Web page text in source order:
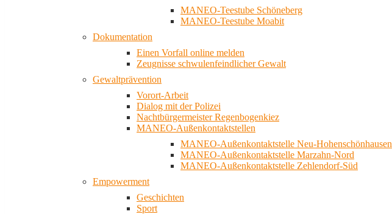
MANEO-Teestube Schöneberg
MANEO-Teestube Moabit
Dokumentation
Einen Vorfall online melden
Zeugnisse schwulenfeindlicher Gewalt
Gewaltprävention
Vorort-Arbeit
Dialog mit der Polizei
Nachtbürgermeister Regenbogenkiez
MANEO-Außenkontaktstellen
MANEO-Außenkontaktstelle Neu-Hohenschönhausen
MANEO-Außenkontaktstelle Marzahn-Nord
MANEO-Außenkontaktstelle Zehlendorf-Süd
Empowerment
Geschichten
Sport